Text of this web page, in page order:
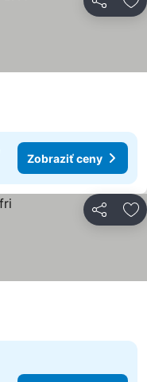
Zdieľať
Zobraziť ceny
Zdieľať